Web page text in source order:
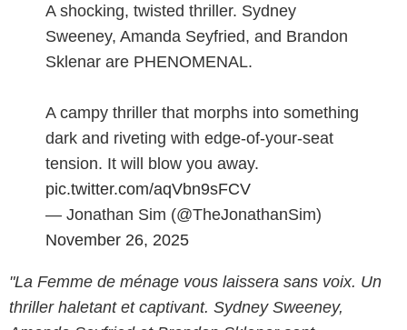
A shocking, twisted thriller. Sydney
Sweeney, Amanda Seyfried, and Brandon
Sklenar are PHENOMENAL.
A campy thriller that morphs into something
dark and riveting with edge-of-your-seat
tension. It will blow you away.
pic.twitter.com/aqVbn9sFCV
— Jonathan Sim (@TheJonathanSim)
November 26, 2025
"La Femme de ménage vous laissera sans voix. Un
thriller haletant et captivant. Sydney Sweeney,